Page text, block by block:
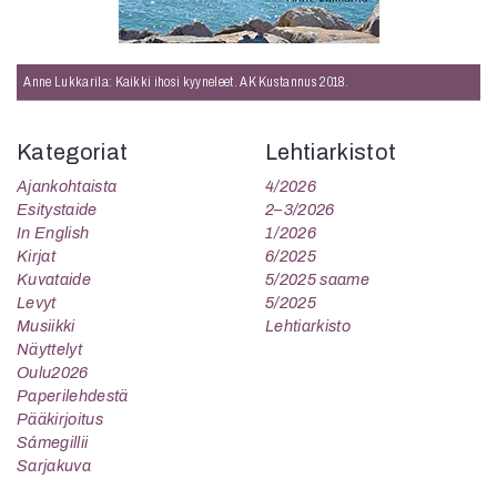
Anne Lukkarila: Kaikki ihosi kyyneleet. AK Kustannus 2018.
Kategoriat
Ajankohtaista
Esitystaide
In English
Kirjat
Kuvataide
Levyt
Musiikki
Näyttelyt
Oulu2026
Paperilehdestä
Pääkirjoitus
Sámegillii
Sarjakuva
Lehtiarkistot
4/2026
2–3/2026
1/2026
6/2025
5/2025 saame
5/2025
Lehtiarkisto